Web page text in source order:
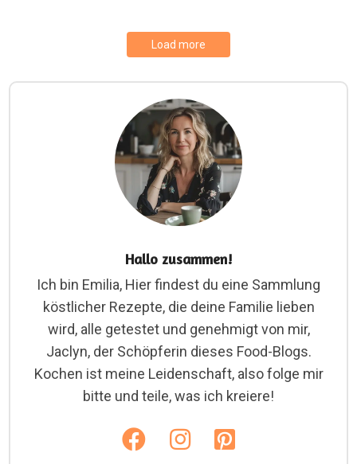
Load more
Hallo zusammen!
Ich bin Emilia, Hier findest du eine Sammlung
köstlicher Rezepte, die deine Familie lieben
wird, alle getestet und genehmigt von mir,
Jaclyn, der Schöpferin dieses Food-Blogs.
Kochen ist meine Leidenschaft, also folge mir
bitte und teile, was ich kreiere!